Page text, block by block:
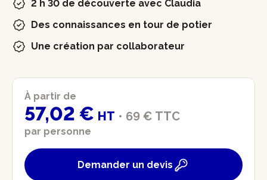
2 h 30 de découverte avec Claudia
Des connaissances en tour de potier
Une création par collaborateur
À partir de
57,02 € HT • 69 € TTC
par personne
Demander un devis